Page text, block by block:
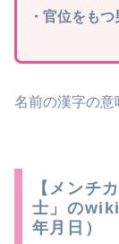
・官位をもつ
名前の漢字の意
【メンチ
士」の
年月日）